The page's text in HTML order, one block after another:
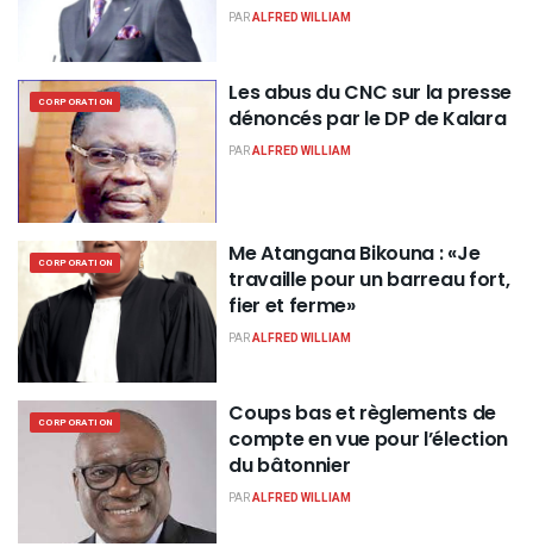
PARALFRED WILLIAM
CORPORATION
Les abus du CNC sur la presse
dénoncés par le DP de Kalara
PARALFRED WILLIAM
CORPORATION
Me Atangana Bikouna : «Je
travaille pour un barreau fort,
fier et ferme»
PARALFRED WILLIAM
CORPORATION
Coups bas et règlements de
compte en vue pour l’élection
du bâtonnier
PARALFRED WILLIAM